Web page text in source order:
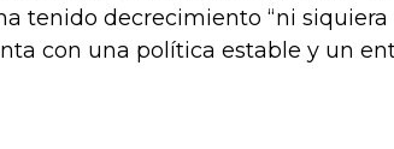
tenido decrecimiento “ni siquiera
con una política estable y un